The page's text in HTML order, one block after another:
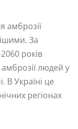
амброзії
За
років
амброзії людей у
В Україні це
регіонах